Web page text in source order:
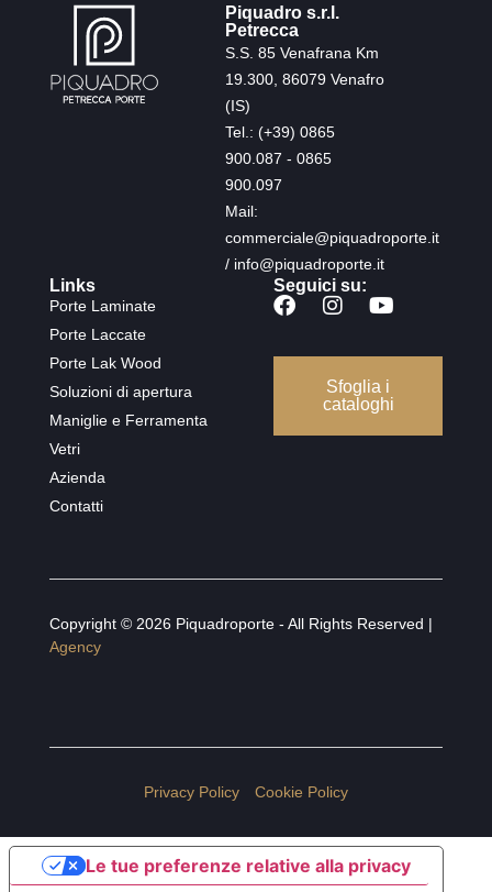
Piquadro s.r.l.
Petrecca
S.S. 85 Venafrana Km
19.300, 86079 Venafro
(IS)
Tel.: (+39) 0865
900.087 - 0865
900.097
Mail:
commerciale@piquadroporte.it
/ info@piquadroporte.it
Links
Porte Laminate
Porte Laccate
Porte Lak Wood
Soluzioni di apertura
Maniglie e Ferramenta
Vetri
Azienda
Contatti
Seguici su:
Sfoglia i
cataloghi
Copyright © 2026 Piquadroporte - All Rights Reserved |
Agency
Privacy Policy Cookie Policy
Le tue preferenze relative alla privacy